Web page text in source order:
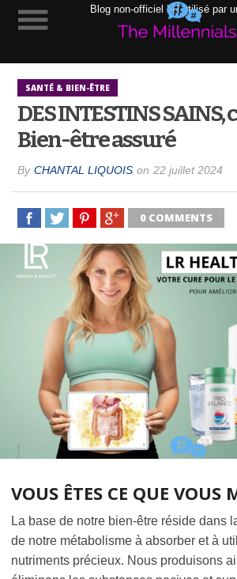
Blog non-officiel LR utilisé par
SANTÉ & BIEN-ÊTRE
DES INTESTINS SAINS,
Bien-être assuré
By CHANTAL LIQUOIS on 22 juillet 2024
0 COMMENTS
VOUS ÊTES CE QUE VOUS
La base de notre bien-être réside dans
de notre métabolisme à absorber et à
nutriments précieux. Nous produisons